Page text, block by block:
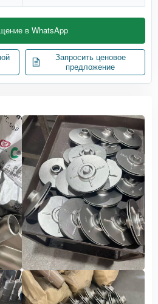
в WhatsApp
Запросить ценовое
предложение